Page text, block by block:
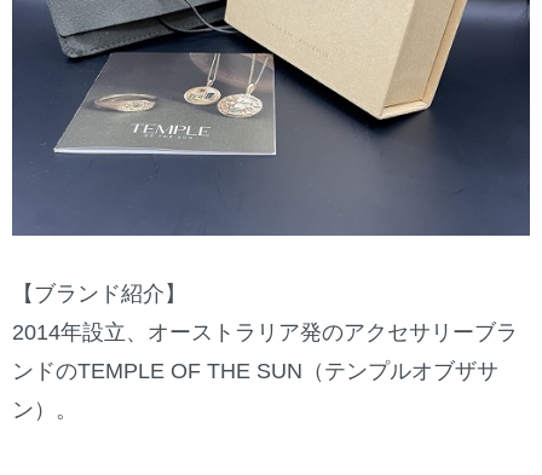
【ブランド紹介】
2014年設立、オーストラリア発のアクセサリーブラ
ンドのTEMPLE OF THE SUN（テンプルオブザサ
ン）。